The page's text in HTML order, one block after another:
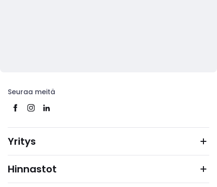
Seuraa meitä
Yritys
Hinnastot